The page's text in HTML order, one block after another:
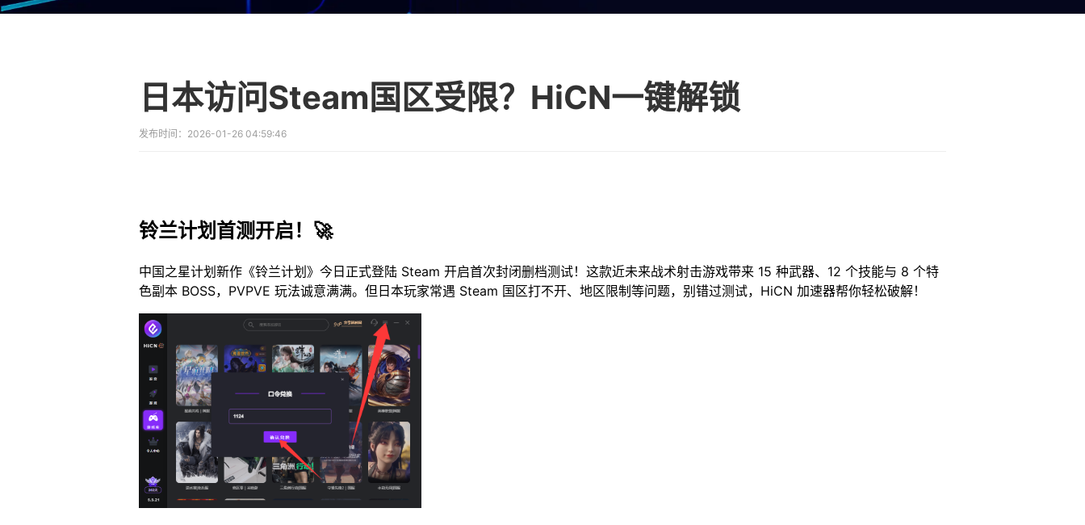
日本访问Steam国区受限？HiCN一键解锁
发布时间： 2026-01-26 04:59:46
铃兰计划首测开启！🚀
中国之星计划新作《铃兰计划》今日正式登陆 Steam 开启首次封闭删档测试！这款近未来战术射击游戏带来 15 种武器、12 个技能与 8 个特
色副本 BOSS，PVPVE 玩法诚意满满。但日本玩家常遇 Steam 国区打不开、地区限制等问题，别错过测试，HiCN 加速器帮你轻松破解！